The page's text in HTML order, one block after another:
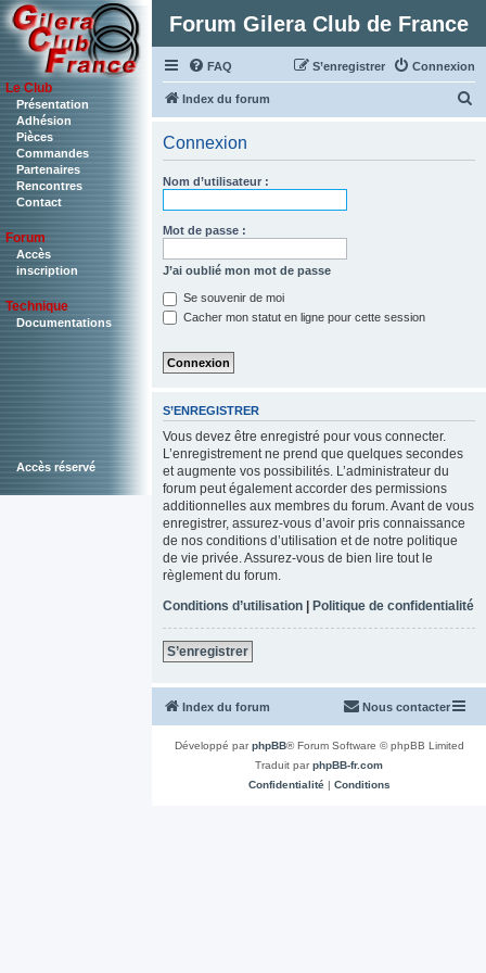
Le Club
Présentation
Adhésion
Pièces
Commandes
Partenaires
Rencontres
Contact
Forum
Accès
inscription
Technique
Documentations
Accès réservé
Forum Gilera Club de France
FAQ Connexion
S’enregistrer
Index du forum
Connexion
Nom d’utilisateur :
Mot de passe :
J’ai oublié mon mot de passe
Se souvenir de moi
Cacher mon statut en ligne pour cette session
S’ENREGISTRER
Vous devez être enregistré pour vous connecter.
L’enregistrement ne prend que quelques secondes
et augmente vos possibilités. L’administrateur du
forum peut également accorder des permissions
additionnelles aux membres du forum. Avant de vous
enregistrer, assurez-vous d’avoir pris connaissance
de nos conditions d’utilisation et de notre politique
de vie privée. Assurez-vous de bien lire tout le
règlement du forum.
Conditions d’utilisation | Politique de confidentialité
S’enregistrer
Index du forum Nous contacter
Développé parphpBB® Forum Software © phpBB Limited
Traduit parphpBB-fr.com
Confidentialité| Conditions